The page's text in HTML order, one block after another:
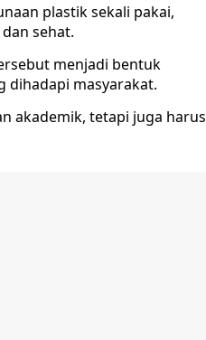
plastik sekali pakai,
sehat.
menjadi bentuk
dihadapi masyarakat.
akademik, tetapi juga harus